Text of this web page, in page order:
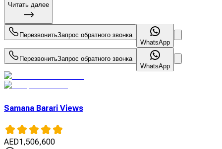
Читать далее
ПерезвонитьЗапрос обратного звонка
WhatsApp
ПерезвонитьЗапрос обратного звонка
WhatsApp
Samana Barari Views
AED1,506,600